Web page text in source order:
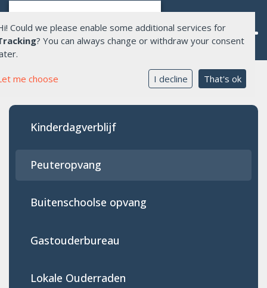
Home
Over Allente
Onderwijs
Contact
Kinderdagverblijf
Peuteropvang
Buitenschoolse opvang
Gastouderbureau
Lokale Ouderraden
Could we please enable some additional services for
? You can always change or withdraw your consent
me choose I decline That's ok